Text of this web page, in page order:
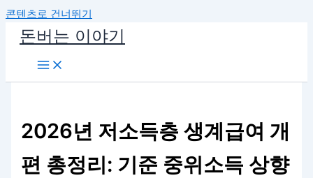
콘텐츠로 건너뛰기
돈버는 이야기
2026년 저소득층 생계급여 개
편 총정리: 기준 중위소득 상향